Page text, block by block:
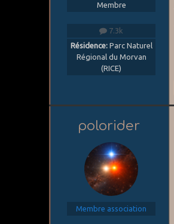
Membre
7.3k
Résidence:Parc Naturel
Régional du Morvan
(RICE)
polorider
Membre association